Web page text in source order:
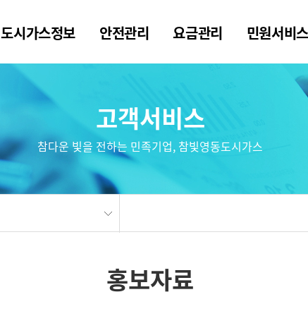
도시가스정보 안전관리 요금관리 민원서비스
고객서비스
참다운 빛을 전하는 민족기업, 참빛영동도시가스
홍보자료